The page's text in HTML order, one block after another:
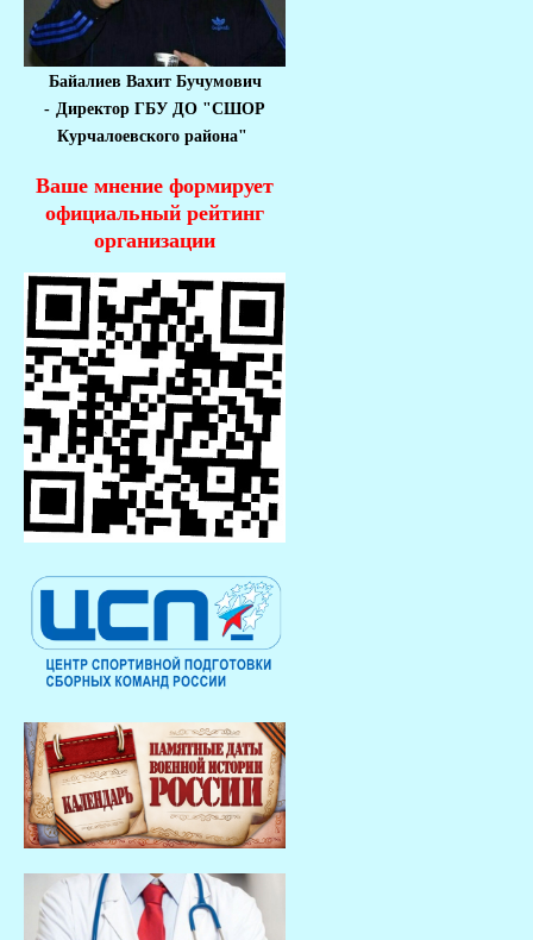
Байалиев Вахит Бучумович
- Директор ГБУ ДО "СШОР
Курчалоевского района"
Ваше мнение формирует
официальный рейтинг
организации